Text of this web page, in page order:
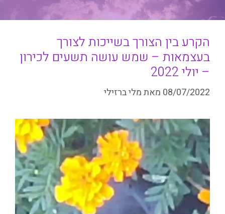
הקרע בין הצורך בשייכות לצורך
בעצמאות – שמש עושה תשעים לכירון
– יולי 2022
08/07/2022 מאתמלי ברזילי